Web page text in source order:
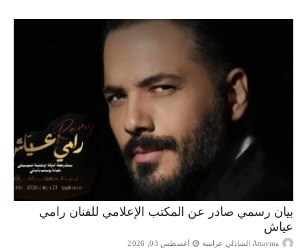
بيان رسمي صادر عن المكتب الإعلامي للفنان رامي
عياش
Attayma الشاذلي عرايبية أغسطس 03, 2026